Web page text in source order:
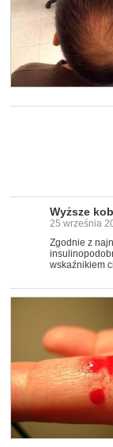
Wyższe
25 września
Zgodnie z
wskaźnikiem